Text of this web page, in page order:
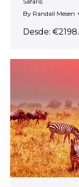
By Randall Mesen
Desde: